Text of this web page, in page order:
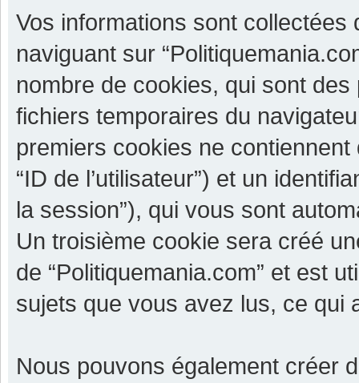
Vos informations sont
naviguant sur
nombre de cookies, qui sont
fichiers temporaires du
premiers cookies ne contiennent
“ID de l’utilisateur”) et un
la session”), qui vous sont
Un troisième cookie sera créé
de “Politiquemania.com” et est
sujets que vous avez lus, ce qui
Nous pouvons également créer